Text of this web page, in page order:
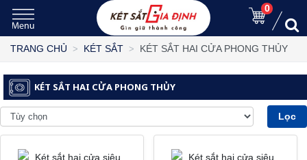
0
TRANG CHỦ KÉT SẮT KÉT SẮT HAI CỬA PHONG THỦY
KÉT SẮT HAI CỬA PHONG THỦY
Lọc